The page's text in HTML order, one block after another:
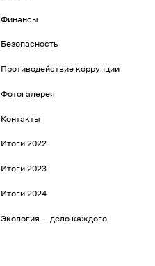
Финансы
Безопасность
Противодействие коррупции
Фотогалерея
Контакты
Итоги 2022
Итоги 2023
Итоги 2024
Экология — дело каждого